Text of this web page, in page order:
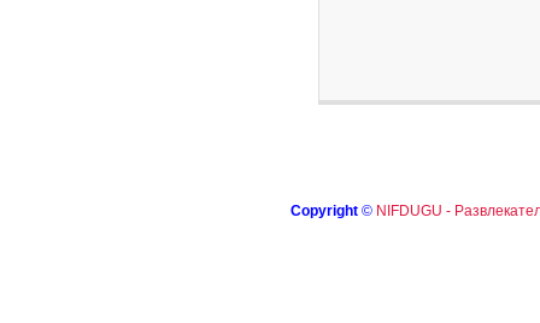
Copyright © NIFDUGU -